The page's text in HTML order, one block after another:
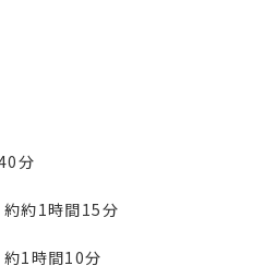
分
約1時間15分
1時間10分